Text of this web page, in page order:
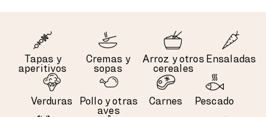
Tapas y
aperitivos
Cremas y
sopas
Arroz y otros
cereales
Ensaladas
Verduras
Pollo y otras
aves
Carnes Pescado